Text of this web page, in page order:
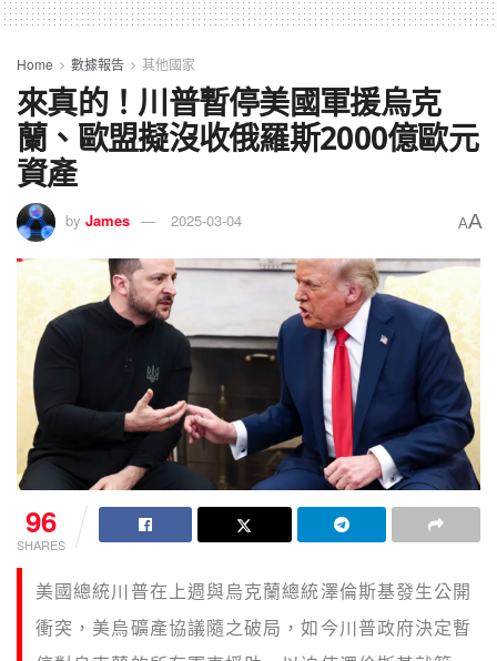
Home 數據報告 其他國家
來真的！川普暫停美國軍援烏克
蘭、歐盟擬沒收俄羅斯2000億歐元
資產
by James 2025-03-04 AA
96
SHARES
美國總統川普在上週與烏克蘭總統澤倫斯基發生公開
衝突，美烏礦產協議隨之破局，如今川普政府決定暫